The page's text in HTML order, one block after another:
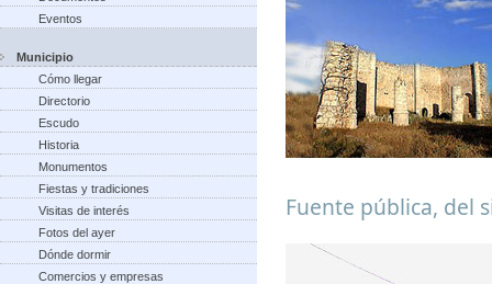
Eventos
Municipio
Cómo llegar
Directorio
Escudo
Historia
Monumentos
Fiestas y tradiciones
Visitas de interés
Fotos del ayer
Dónde dormir
Comercios y empresas
Fuente pública, del